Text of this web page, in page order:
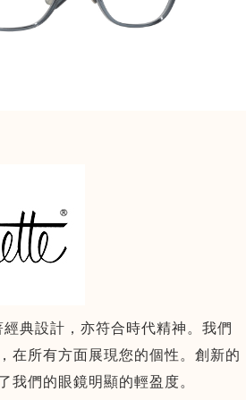
典設計，亦符合時代精神。我們
在所有方面展現您的個性。創新的
我們的眼鏡明顯的輕盈度。